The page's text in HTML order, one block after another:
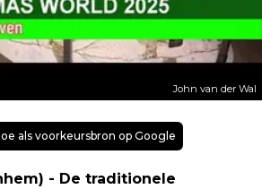
John van der Wal
als voorkeursbron op Google
- De traditionele